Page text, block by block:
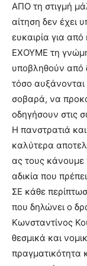
ΑΠΟ τη στιγμή
αίτηση δεν έχει
ευκαιρία για
ΕΧΟΥΜΕ τη γνώμη
υποβληθούν από
τόσο αυξάνονται
σοβαρά, να
οδηγήσουν στις
Η πανστρατιά
καλύτερα
ας τους κάνουμε
αδικία που
ΣΕ κάθε
που δηλώνει ο
Κωνσταντίνος
θεσμικά και
πραγματικότητα